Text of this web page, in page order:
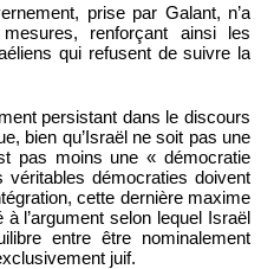
prise par Galant, n’a
renforçant ainsi les
qui refusent de suivre la
persistant dans le discours
bien qu’Israël ne soit pas une
pas moins une « démocratie
démocraties doivent
cette dernière maxime
l’argument selon lequel Israël
entre être nominalement
juif.